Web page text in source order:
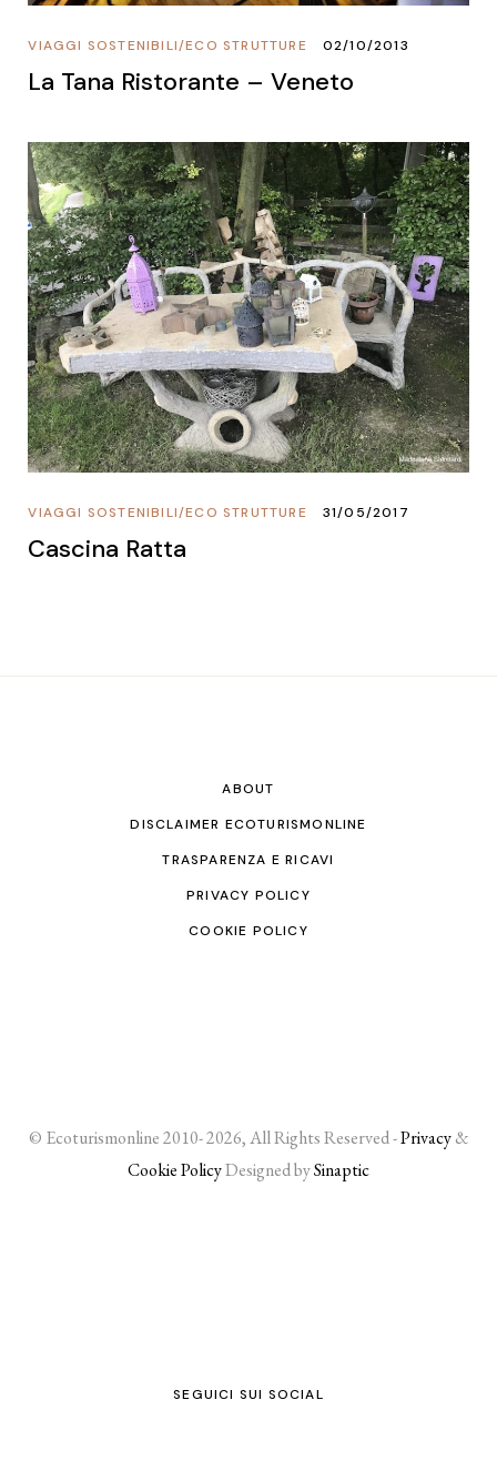
ECO STRUTTURE
/
VIAGGI SOSTENIBILI 02/10/2013
La Tana Ristorante – Veneto
ECO STRUTTURE
/
VIAGGI SOSTENIBILI 31/05/2017
Cascina Ratta
ABOUT
DISCLAIMER ECOTURISMONLINE
TRASPARENZA E RICAVI
PRIVACY POLICY
COOKIE POLICY
© Ecoturismonline 2010- 2026, All Rights Reserved -Privacy&
Cookie PolicyDesigned bySinaptic
SEGUICI SUI SOCIAL